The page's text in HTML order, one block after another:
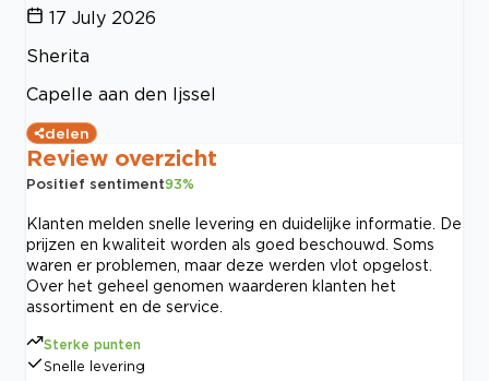
17 July 2026
Sherita
Capelle aan den Ijssel
delen
Review overzicht
Positief sentiment93%
Klanten melden snelle levering en duidelijke informatie. De
prijzen en kwaliteit worden als goed beschouwd. Soms
waren er problemen, maar deze werden vlot opgelost.
Over het geheel genomen waarderen klanten het
assortiment en de service.
Sterke punten
Snelle levering